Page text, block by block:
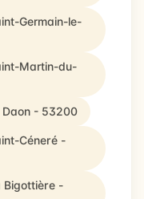
Germain-le-
Martin-du-
Daon - 53200
Céneré -
Bigottière -